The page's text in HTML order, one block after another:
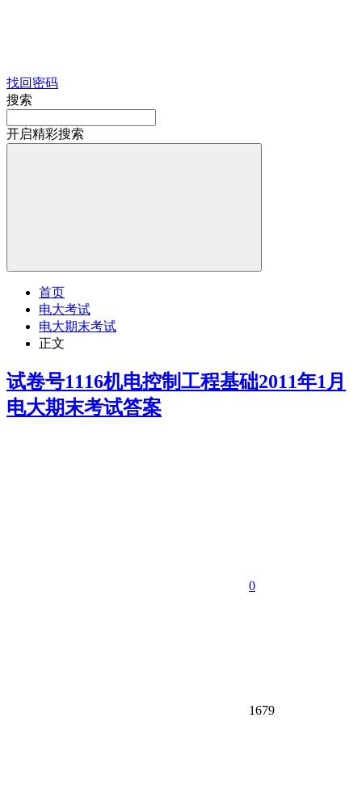
找回密码
搜索
开启精彩搜索
首页
电大考试
电大期末考试
正文
试卷号1116机电控制工程基础2011年1月
电大期末考试答案
0
1679